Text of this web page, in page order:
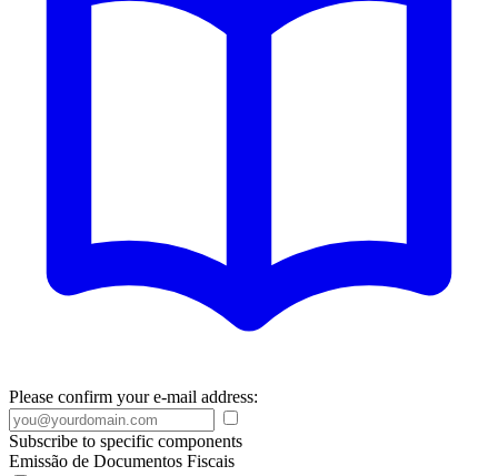
Please confirm your e-mail address:
Subscribe to specific components
Emissão de Documentos Fiscais